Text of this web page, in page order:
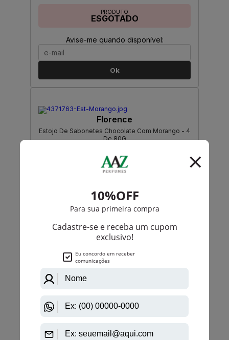
PRODUTO
ESGOTADO
Avise-me quando disponível:
Ok
Florence
Estojo De Sabonetes Chocolate Com Morango - 4
De 80G
PRODUTO
ESGOTADO
Avise-me quando disponível:
Ok
Estojo De Sabonetes Pitanga - 4 De 80G